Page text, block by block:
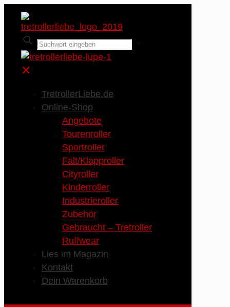
✕
TretrollerLiebe.de
Online-Shop
Angebote
Tourenroller
Sportroller
Falt/Klapproller
Cityroller
Kinderroller
Industrieroller
Zubehör
Gebraucht – Tretroller
Ruffwear
Lies im Magazin
Kontakt
Dein Warenkorb